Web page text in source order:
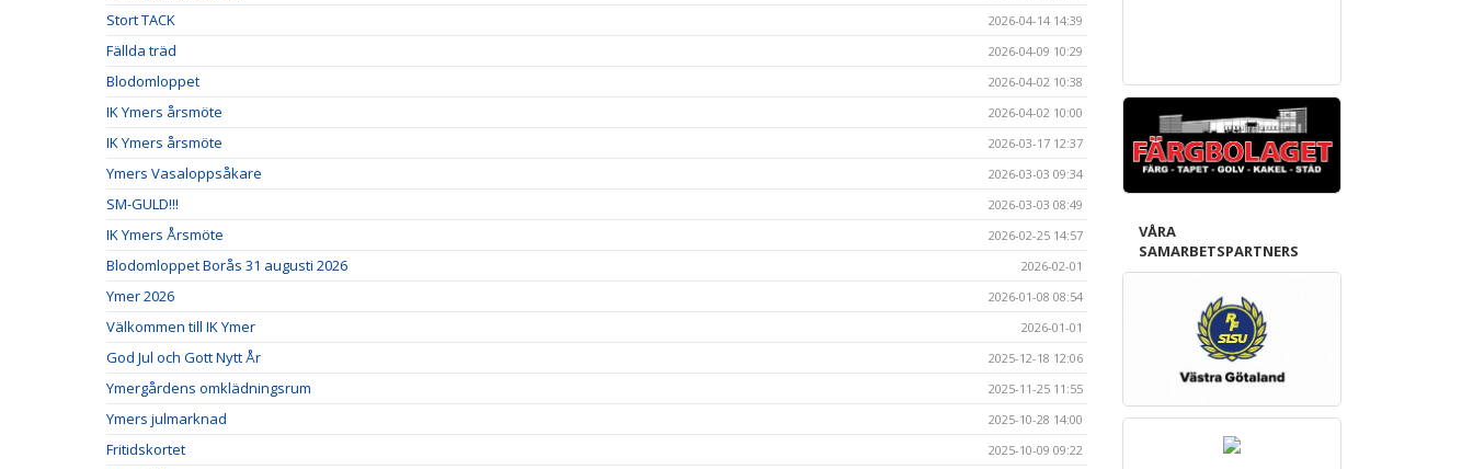
Stort TACK 2026-04-14 14:39
Fällda träd 2026-04-09 10:29
Blodomloppet 2026-04-02 10:38
IK Ymers årsmöte 2026-04-02 10:00
IK Ymers årsmöte 2026-03-17 12:37
Ymers Vasaloppsåkare 2026-03-03 09:34
SM-GULD!!! 2026-03-03 08:49
IK Ymers Årsmöte 2026-02-25 14:57
Blodomloppet Borås 31 augusti 2026 2026-02-01
Ymer 2026 2026-01-08 08:54
Välkommen till IK Ymer 2026-01-01
God Jul och Gott Nytt År 2025-12-18 12:06
Ymergårdens omklädningsrum 2025-11-25 11:55
Ymers julmarknad 2025-10-28 14:00
Fritidskortet 2025-10-09 09:22
VÅRA
SAMARBETSPARTNERS